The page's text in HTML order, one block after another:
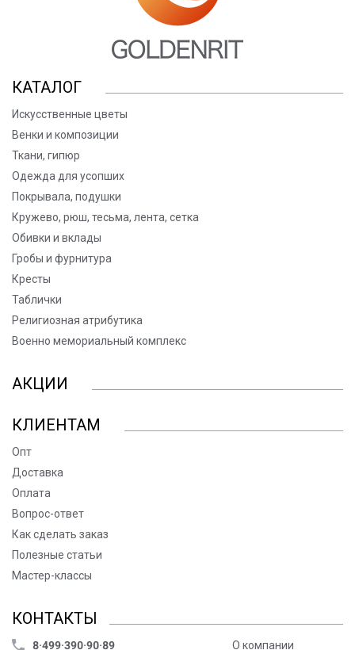
КАТАЛОГ
Искусственные цветы
Венки и композиции
Ткани, гипюр
Одежда для усопших
Покрывала, подушки
Кружево, рюш, тесьма, лента, сетка
Обивки и вклады
Гробы и фурнитура
Кресты
Таблички
Религиозная атрибутика
Военно мемориальный комплекс
АКЦИИ
КЛИЕНТАМ
Опт
Доставка
Оплата
Вопрос-ответ
Как сделать заказ
Полезные статьи
Мастер-классы
КОНТАКТЫ
8·499·390·90·89 О компании